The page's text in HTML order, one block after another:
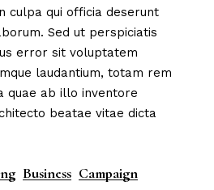
culpa qui officia deserunt
Sed ut perspiciatis
error sit voluptatem
laudantium, totam rem
quae ab illo inventore
beatae vitae dicta
Business Campaign